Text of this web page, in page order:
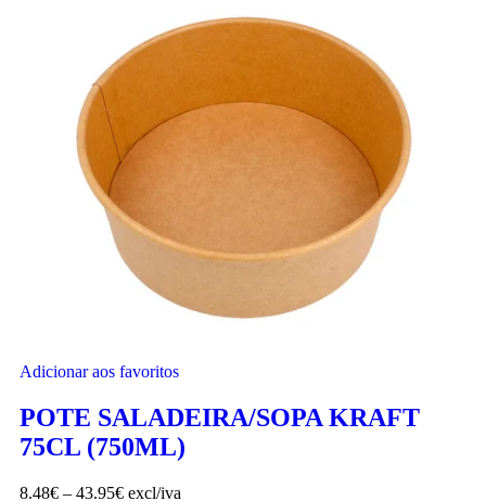
Adicionar aos favoritos
POTE SALADEIRA/SOPA KRAFT
75CL (750ML)
8.48€ – 43.95€ excl/iva